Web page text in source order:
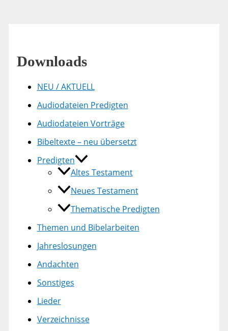
Downloads
NEU / AKTUELL
Audiodateien Predigten
Audiodateien Vorträge
Bibeltexte – neu übersetzt
Predigten
Altes Testament
Neues Testament
Thematische Predigten
Themen und Bibelarbeiten
Jahreslosungen
Andachten
Sonstiges
Lieder
Verzeichnisse